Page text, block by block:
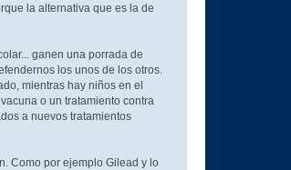
la alternativa que es la de
ganen una porrada de
los unos de los otros.
mientras hay niños en el
o un tratamiento contra
a nuevos tratamientos
Como por ejemplo Gilead y lo